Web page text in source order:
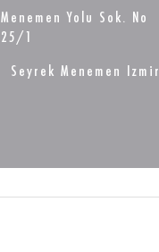
Menemen Yolu Sok. No
25/1
Seyrek Menemen Izmir